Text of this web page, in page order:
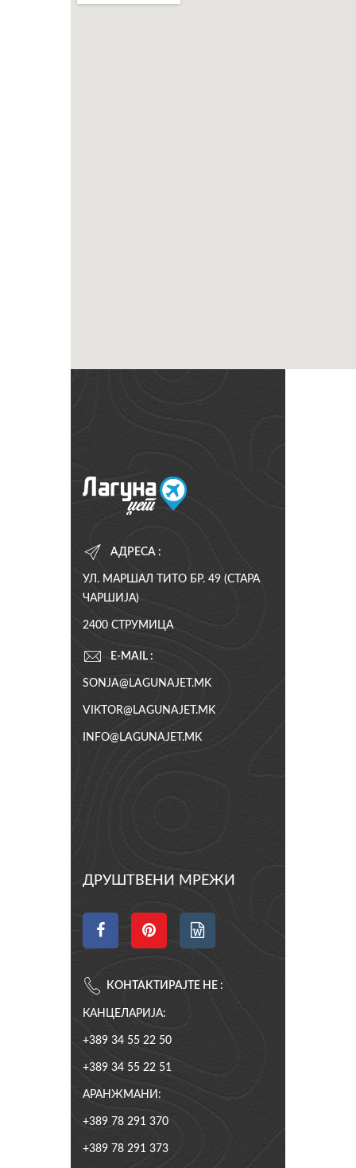
АДРЕСА :
УЛ. МАРШАЛ ТИТО БР. 49 (СТАРА
ЧАРШИЈА)
2400 СТРУМИЦА
E-MAIL :
SONJA@LAGUNAJET.MK
VIKTOR@LAGUNAJET.MK
INFO@LAGUNAJET.MK
ДРУШТВЕНИ МРЕЖИ
КОНТАКТИРАЈТЕ НЕ :
КАНЦЕЛАРИЈА:
+389 34 55 22 50
+389 34 55 22 51
АРАНЖМАНИ:
+389 78 291 370
+389 78 291 373